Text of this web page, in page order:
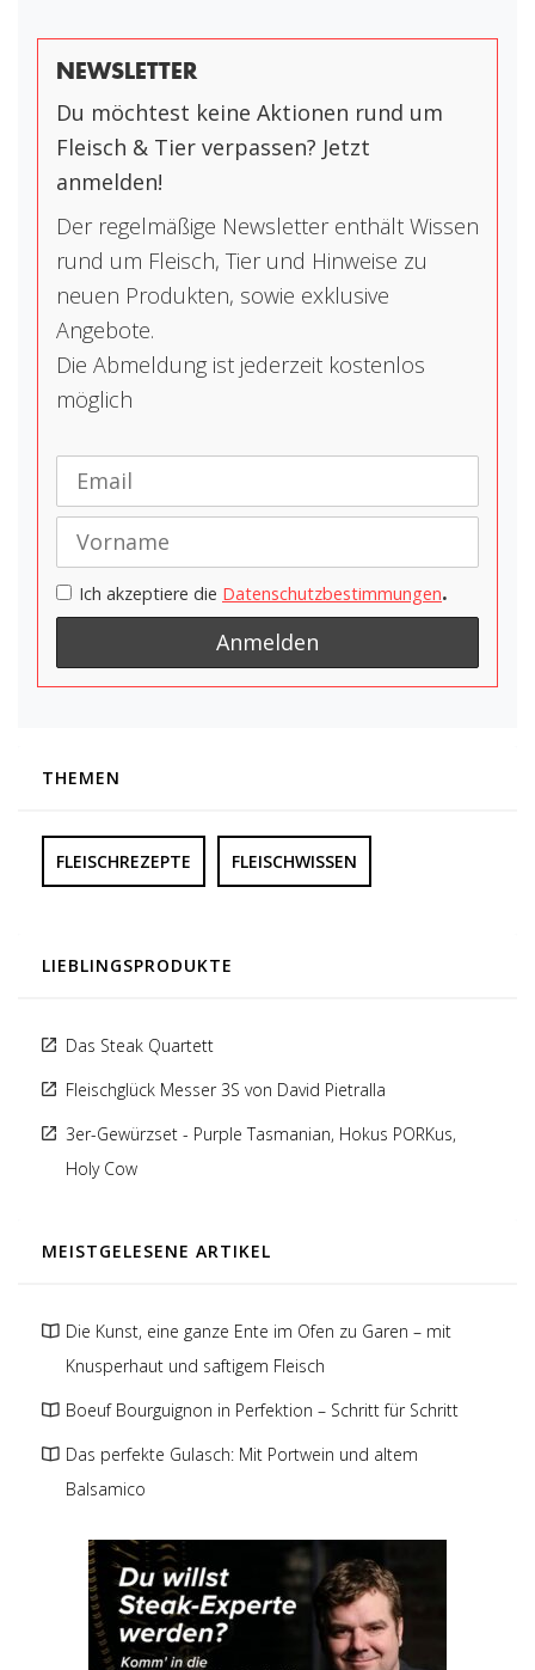
NEWSLETTER
Du möchtest keine Aktionen rund um
Fleisch & Tier verpassen? Jetzt
anmelden!
Der regelmäßige Newsletter enthält Wissen
rund um Fleisch, Tier und Hinweise zu
neuen Produkten, sowie exklusive
Angebote.
Die Abmeldung ist jederzeit kostenlos
möglich
Ich akzeptiere die Datenschutzbestimmungen.
THEMEN
FLEISCHREZEPTE FLEISCHWISSEN
LIEBLINGSPRODUKTE
Das Steak Quartett
Fleischglück Messer 3S von David Pietralla
3er-Gewürzset - Purple Tasmanian, Hokus PORKus,
Holy Cow
MEISTGELESENE ARTIKEL
Die Kunst, eine ganze Ente im Ofen zu Garen – mit
Knusperhaut und saftigem Fleisch
Boeuf Bourguignon in Perfektion – Schritt für Schritt
Das perfekte Gulasch: Mit Portwein und altem
Balsamico